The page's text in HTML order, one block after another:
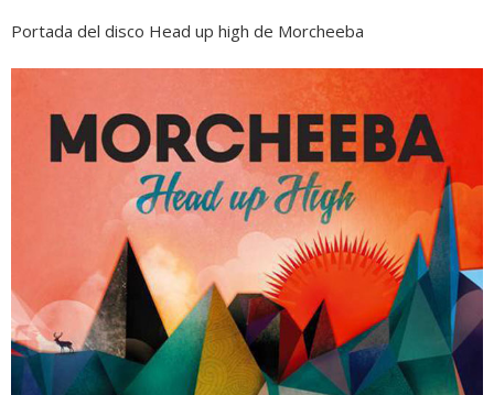
Portada del disco Head up high de Morcheeba